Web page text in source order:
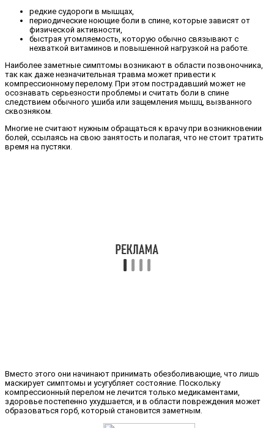
редкие судороги в мышцах,
периодические ноющие боли в спине, которые зависят от
физической активности,
быстрая утомляемость, которую обычно связывают с
нехваткой витаминов и повышенной нагрузкой на работе.
Наиболее заметные симптомы возникают в области позвоночника,
так как даже незначительная травма может привести к
компрессионному перелому. При этом пострадавший может не
осознавать серьезности проблемы и считать боли в спине
следствием обычного ушиба или защемления мышц, вызванного
сквозняком.
Многие не считают нужным обращаться к врачу при возникновении
болей, ссылаясь на свою занятость и полагая, что не стоит тратить
время на пустяки.
Вместо этого они начинают принимать обезболивающие, что лишь
маскирует симптомы и усугубляет состояние. Поскольку
компрессионный перелом не лечится только медикаментами,
здоровье постепенно ухудшается, и в области повреждения может
образоваться горб, который становится заметным.